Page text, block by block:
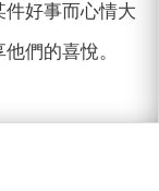
好事而心情大
們的喜悅。